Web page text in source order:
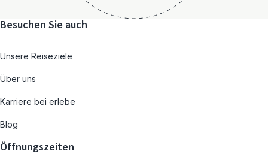
Besuchen Sie auch
Unsere Reiseziele
Über uns
Karriere bei erlebe
Blog
Öffnungszeiten